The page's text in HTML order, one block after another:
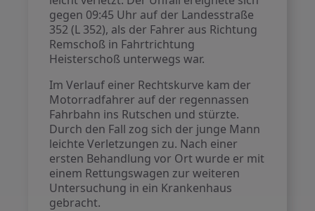
gegen 09:45 Uhr auf der Landesstraße
352 (L 352), als der Fahrer aus Richtung
Remschoß in Fahrtrichtung
Heisterschoß unterwegs war.
Im Verlauf einer Rechtskurve kam der
Motorradfahrer auf der regennassen
Fahrbahn ins Rutschen und stürzte.
Durch den Fall zog sich der junge Mann
leichte Verletzungen zu. Nach einer
ersten Behandlung vor Ort wurde er mit
einem Rettungswagen zur weiteren
Untersuchung in ein Krankenhaus
gebracht.